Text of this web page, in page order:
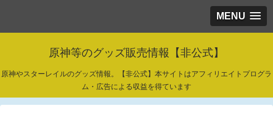
MENU
原神等のグッズ販売情報【非公式】
原神やスターレイルのグッズ情報。【非公式】本サイトはアフィリエイトプログラ
ム・広告による収益を得ています